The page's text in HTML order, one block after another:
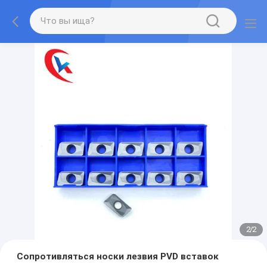
2/2
Сопротивляться носки лезвия PVD вставок